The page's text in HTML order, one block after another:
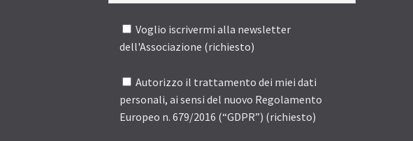
Voglio iscrivermi alla newsletter
dell'Associazione (richiesto)
Autorizzo il trattamento dei miei dati
personali, ai sensi del nuovo Regolamento
Europeo n. 679/2016 (“GDPR”) (richiesto)